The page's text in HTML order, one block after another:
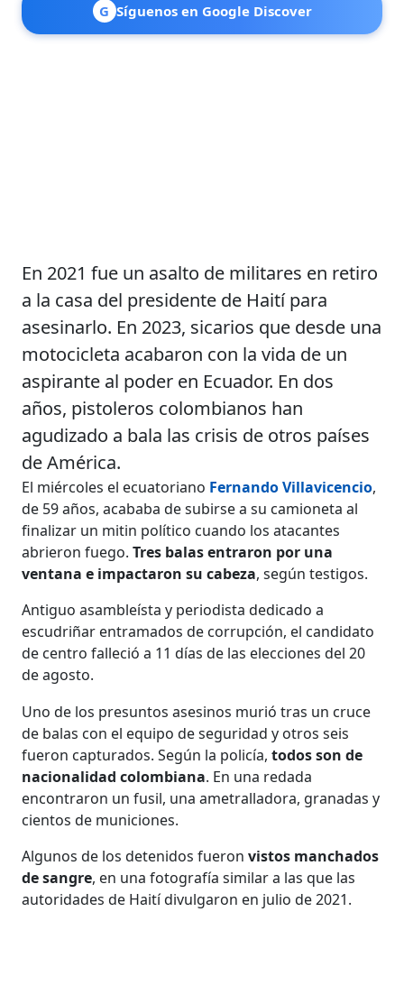
G Síguenos en Google Discover
En 2021 fue un asalto de militares en retiro
a la casa del presidente de Haití para
asesinarlo. En 2023, sicarios que desde una
motocicleta acabaron con la vida de un
aspirante al poder en Ecuador. En dos
años, pistoleros colombianos han
agudizado a bala las crisis de otros países
de América.
El miércoles el ecuatoriano Fernando Villavicencio,
de 59 años, acababa de subirse a su camioneta al
finalizar un mitin político cuando los atacantes
abrieron fuego.Tres balas entraron por una
ventana e impactaron su cabeza, según testigos.
Antiguo asambleísta y periodista dedicado a
escudriñar entramados de corrupción, el candidato
de centro falleció a 11 días de las elecciones del 20
de agosto.
Uno de los presuntos asesinos murió tras un cruce
de balas con el equipo de seguridad y otros seis
fueron capturados. Según la policía,todos son de
nacionalidad colombiana. En una redada
encontraron un fusil, una ametralladora, granadas y
cientos de municiones.
Algunos de los detenidos fueronvistos manchados
de sangre, en una fotografía similar a las que las
autoridades de Haití divulgaron en julio de 2021.